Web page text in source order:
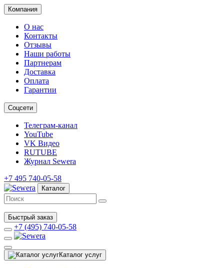
Компания
О нас
Контакты
Отзывы
Наши работы
Партнерам
Доставка
Оплата
Гарантии
Соцсети
Телеграм-канал
YouTube
VK Видео
RUTUBE
Журнал Sewera
+7 495 740-05-58
Каталог
Быстрый заказ
+7 (495) 740-05-58
Каталог услуг